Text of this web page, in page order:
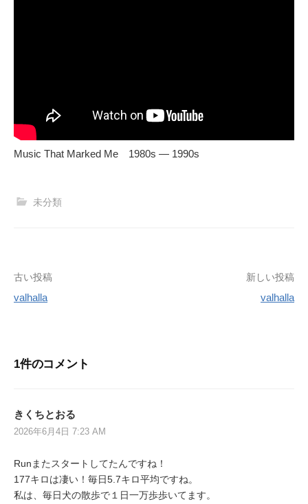
Music That Marked Me 1980s — 1990s
未分類
投
稿
ビ
ー
シ
ン
古い投稿
valhalla
新しい投稿
valhalla
1件のコメント
きくちとおる
2026年6月4日 7:23 AM
Runまたスタートしてたんですね！
177キロは凄い！毎日5.7キロ平均ですね。
私は、毎日犬の散歩で１日一万歩歩いてます。